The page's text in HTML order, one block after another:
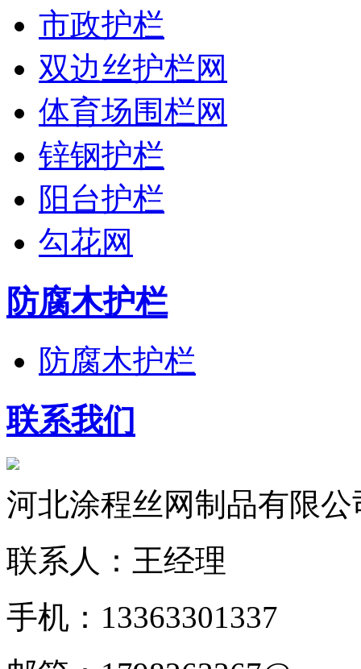
市政护栏
双边丝护栏网
体育场围栏网
锌钢护栏
阳台护栏
勾花网
防腐木护栏
防腐木护栏
联系我们
河北涂程丝网制品有限公
联系人：王经理
手机：13363301337